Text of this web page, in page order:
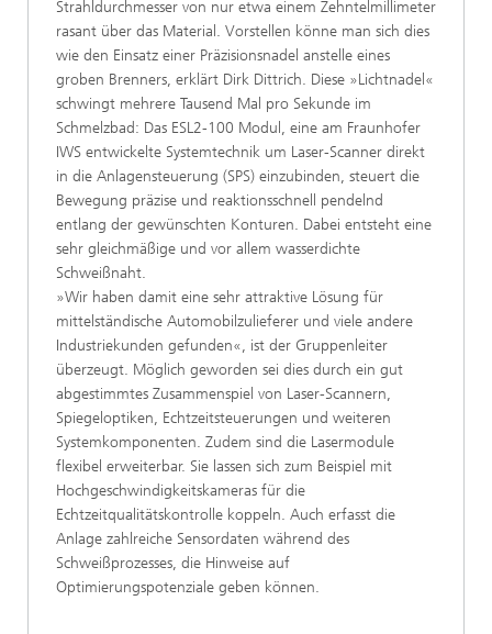
Strahldurchmesser von nur etwa einem Zehntelmillimeter
rasant über das Material. Vorstellen könne man sich dies
wie den Einsatz einer Präzisionsnadel anstelle eines
groben Brenners, erklärt Dirk Dittrich. Diese »Lichtnadel«
schwingt mehrere Tausend Mal pro Sekunde im
Schmelzbad: Das ESL2-100 Modul, eine am Fraunhofer
IWS entwickelte Systemtechnik um Laser-Scanner direkt
in die Anlagensteuerung (SPS) einzubinden, steuert die
Bewegung präzise und reaktionsschnell pendelnd
entlang der gewünschten Konturen. Dabei entsteht eine
sehr gleichmäßige und vor allem wasserdichte
Schweißnaht.
»Wir haben damit eine sehr attraktive Lösung für
mittelständische Automobilzulieferer und viele andere
Industriekunden gefunden«, ist der Gruppenleiter
überzeugt. Möglich geworden sei dies durch ein gut
abgestimmtes Zusammenspiel von Laser-Scannern,
Spiegeloptiken, Echtzeitsteuerungen und weiteren
Systemkomponenten. Zudem sind die Lasermodule
flexibel erweiterbar. Sie lassen sich zum Beispiel mit
Hochgeschwindigkeitskameras für die
Echtzeitqualitätskontrolle koppeln. Auch erfasst die
Anlage zahlreiche Sensordaten während des
Schweißprozesses, die Hinweise auf
Optimierungspotenziale geben können.